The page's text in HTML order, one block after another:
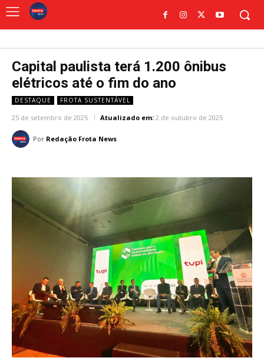
Capital paulista terá 1.200 ônibus
elétricos até o fim do ano
DESTAQUE FROTA SUSTENTÁVEL
25 de setembro de 2025 Atualizado em: 2 de outubro de 2025
Por Redação Frota News